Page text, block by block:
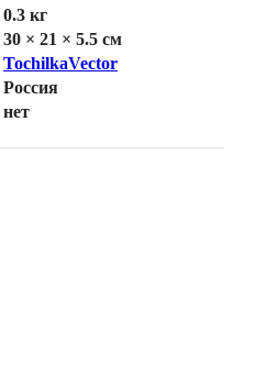
0.3 кг
30 × 21 × 5.5 см
TochilkaVector
Россия
нет